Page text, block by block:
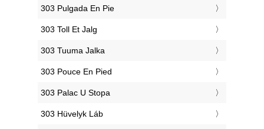
‎303 Pulgada En Pie
‎303 Toll Et Jalg
‎303 Tuuma Jalka
‎303 Pouce En Pied
‎303 Palac U Stopa
‎303 Hüvelyk Láb